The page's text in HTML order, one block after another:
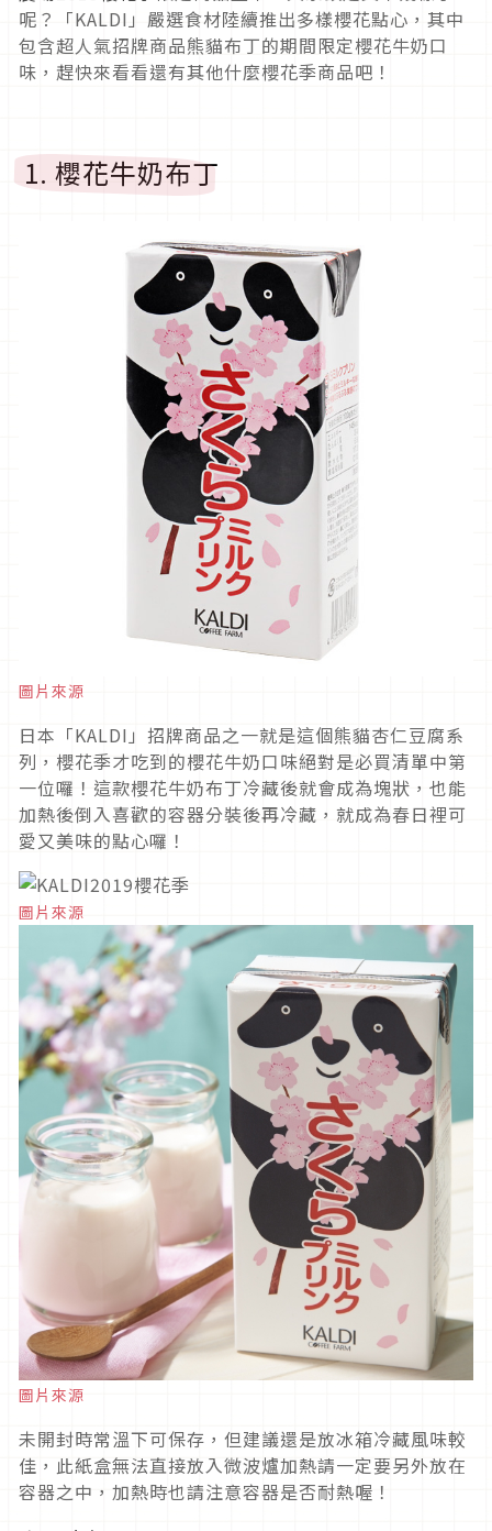
呢？「KALDI」嚴選食材陸續推出多樣櫻花點心，其中
包含超人氣招牌商品熊貓布丁的期間限定櫻花牛奶口
味，趕快來看看還有其他什麼櫻花季商品吧！
1. 櫻花牛奶布丁
圖片來源
日本「KALDI」招牌商品之一就是這個熊貓杏仁豆腐系
列，櫻花季才吃到的櫻花牛奶口味絕對是必買清單中第
一位囉！這款櫻花牛奶布丁冷藏後就會成為塊狀，也能
加熱後倒入喜歡的容器分裝後再冷藏，就成為春日裡可
愛又美味的點心囉！
圖片來源
圖片來源
未開封時常溫下可保存，但建議還是放冰箱冷藏風味較
佳，此紙盒無法直接放入微波爐加熱請一定要另外放在
容器之中，加熱時也請注意容器是否耐熱喔！